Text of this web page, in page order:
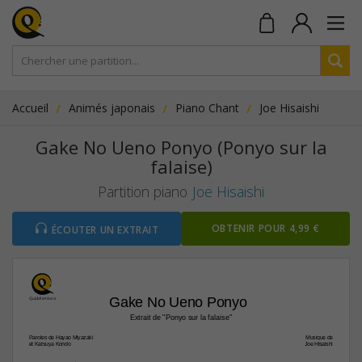
Accueil Animés japonais Piano Chant Joe Hisaishi
Gake No Ueno Ponyo (Ponyo sur la
falaise)
Partition piano Joe Hisaishi
ÉCOUTER UN EXTRAIT OBTENIR POUR 4,99 €
Musique de
Joe Hisaishi
Gake No Ueno Ponyo
Paroles de Hayao Miyazaki
et Katsuya Kondo
Extrait de "Ponyo sur la falaise"